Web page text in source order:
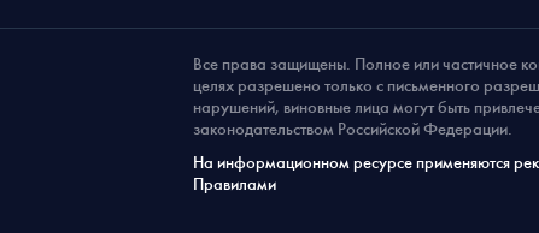
Все права защищены. Полное или частичное
целях разрешено только с письменного
нарушений, виновные лица могут быть
законодательством Российской Федерации.
На информационном ресурсе применяются
Правилами